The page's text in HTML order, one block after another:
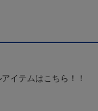
イテムはこちら！！